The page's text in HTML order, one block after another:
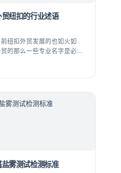
纽扣的行业述语
纽扣外贸发展的也如火如
的那么一些专业名字是必须
雾测试检测标准